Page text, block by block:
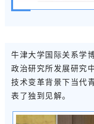
牛津大学国际关系学
政治研究所发展研究
技术变革背景下当代
表了独到见解。